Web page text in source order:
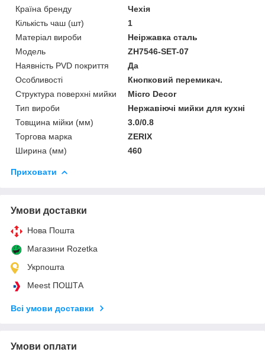
Країна бренду
Чехія
Кількість чаш (шт)
1
Матеріал вироби
Неіржавка сталь
Мoдель
ZH7546-SET-07
Наявність PVD покриття
Да
Особливості
Кнопковий перемикач.
Структура поверхні мийки
Micro Decor
Тип вироби
Нержавіючі мийки для кухні
Товщина мійки (мм)
3.0/0.8
Торгова марка
ZERIX
Ширина (мм)
460
Приховати
Умови доставки
Нова Пошта
Магазини Rozetka
Укрпошта
Meest ПОШТА
Всі умови доставки
Умови оплати